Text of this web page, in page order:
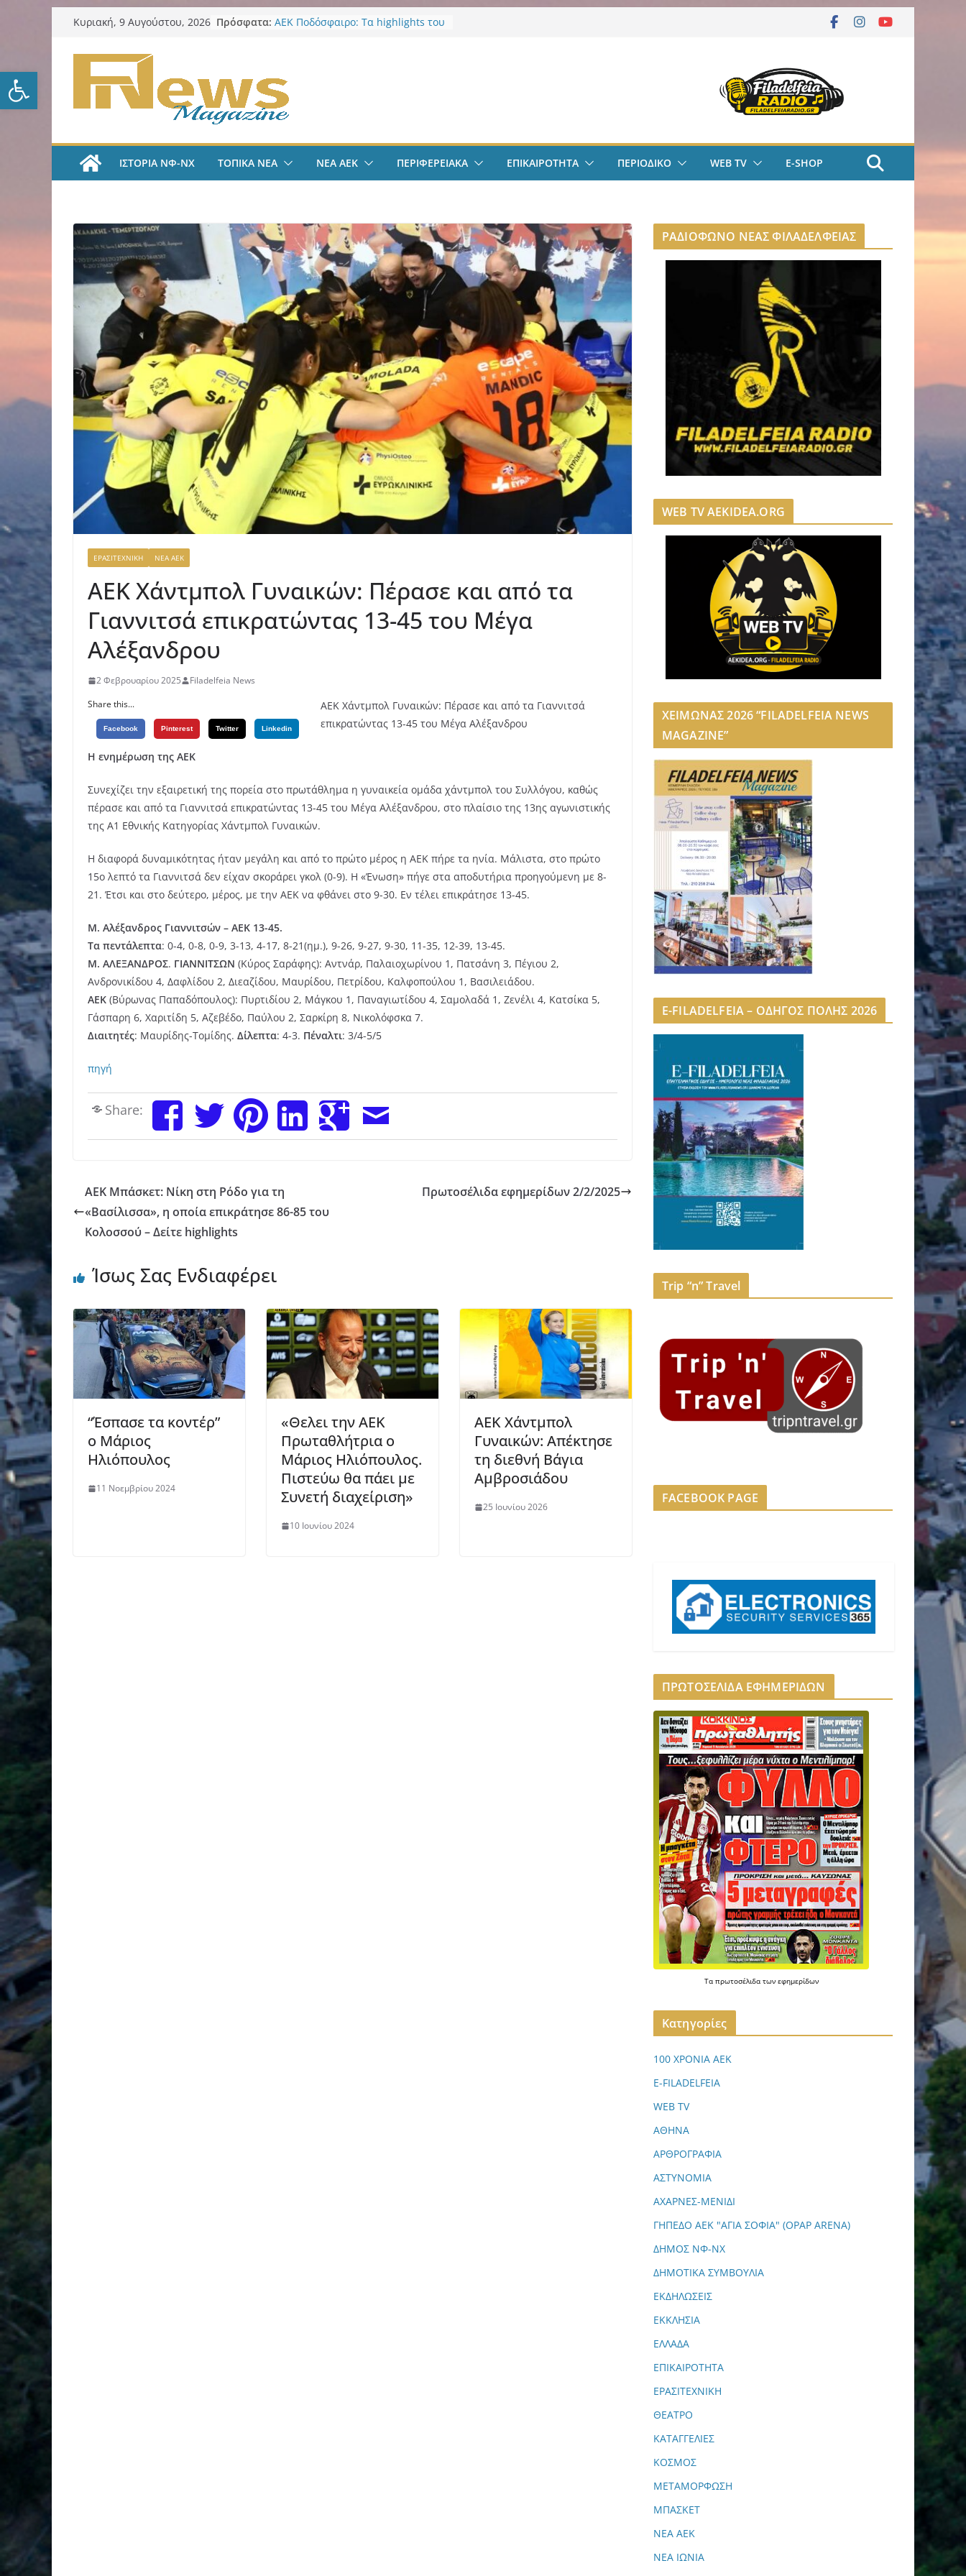
Ανοίξτε τη γραμμή εργαλείων
Μετάβαση
περιεχόμενο
Κυριακή, 9 Αυγούστου, 2026 Πρόσφατα: ΑΕΚ Ποδόσφαιρο: Τα highlights του
Καταγγελία για άγριο ξυλοδαρμό
Στεγαστικό επίδομα φοιτητών
2026: Ποιοι δικαιούνται έως 2.500
ευρώ
Ζωγράφου: Τρεις συλλήψεις και 67
δενδρύλλια κάνναβης
επικαιρότητα με μια ματιά
καθημερινά μέσα από το
filadelfeianews
ΙΣΤΟΡΙΑ ΝΦ-ΝΧ ΤΟΠΙΚΑ ΝΕΑ ΝΕΑ ΑΕΚ ΠΕΡΙΦΕΡΕΙΑΚΑ ΕΠΙΚΑΙΡΟΤΗΤΑ ΠΕΡΙΟΔΙΚΟ WEB TV E-SHOP
ΕΡΑΣΙΤΕΧΝΙΚΗ ΝΕΑ ΑΕΚ
ΑΕΚ Χάντμπολ Γυναικών: Πέρασε και από τα
Γιαννιτσά επικρατώντας 13-45 του Μέγα
Αλέξανδρου
2 Φεβρουαρίου 2025
Filadelfeia News
Share this...
Facebook Pinterest Twitter Linkedin
ΑΕΚ Χάντμπολ Γυναικών: Πέρασε και από τα Γιαννιτσά
επικρατώντας 13-45 του Μέγα Αλέξανδρου
Η ενημέρωση της ΑΕΚ
Συνεχίζει την εξαιρετική της πορεία στο πρωτάθλημα η γυναικεία ομάδα χάντμπολ του Συλλόγου, καθώς
πέρασε και από τα Γιαννιτσά επικρατώντας 13-45 του Μέγα Αλέξανδρου, στο πλαίσιο της 13ης αγωνιστικής
της Α1 Εθνικής Κατηγορίας Χάντμπολ Γυναικών.
Η διαφορά δυναμικότητας ήταν μεγάλη και από το πρώτο μέρος η ΑΕΚ πήρε τα ηνία. Μάλιστα, στο πρώτο
15ο λεπτό τα Γιαννιτσά δεν είχαν σκοράρει γκολ (0-9). Η «Ένωση» πήγε στα αποδυτήρια προηγούμενη με 8-
21. Έτσι και στο δεύτερο, μέρος, με την ΑΕΚ να φθάνει στο 9-30. Εν τέλει επικράτησε 13-45.
Μ. Αλέξανδρος Γιαννιτσών – ΑΕΚ 13-45.
Τα πεντάλεπτα: 0-4, 0-8, 0-9, 3-13, 4-17, 8-21(ημ.), 9-26, 9-27, 9-30, 11-35, 12-39, 13-45.
Μ. ΑΛΕΞΑΝΔΡΟΣ. ΓΙΑΝΝΙΤΣΩΝ (Κύρος Σαράφης): Αντνάρ, Παλαιοχωρίνου 1, Πατσάνη 3, Πέγιου 2,
Ανδρονικίδου 4, Δαφλίδου 2, Διεαζίδου, Μαυρίδου, Πετρίδου, Καλφοπούλου 1, Βασιλειάδου.
ΑΕΚ (Βύρωνας Παπαδόπουλος): Πυρτιδίου 2, Μάγκου 1, Παναγιωτίδου 4, Σαμολαδά 1, Ζενέλι 4, Κατσίκα 5,
Γάσπαρη 6, Χαριτίδη 5, Αζεβέδο, Παύλου 2, Σαρκίρη 8, Νικολόφσκα 7.
Διαιτητές: Μαυρίδης-Τομίδης. Δίλεπτα: 4-3. Πέναλτι: 3/4-5/5
πηγή
Share:
ΑΕΚ Μπάσκετ: Νίκη στη Ρόδο για τη
«Βασίλισσα», η οποία επικράτησε 86-85 του
Κολοσσού – Δείτε highlights
Πρωτοσέλιδα εφημερίδων 2/2/2025
Ίσως Σας Ενδιαφέρει
“Έσπασε τα κοντέρ”
ο Μάριος
Ηλιόπουλος
11 Νοεμβρίου 2024
«Θελει την ΑΕΚ
Πρωταθλήτρια ο
Μάριος Ηλιόπουλος.
Πιστεύω θα πάει με
Συνετή διαχείριση»
10 Ιουνίου 2024
ΑΕΚ Χάντμπολ
Γυναικών: Απέκτησε
τη διεθνή Βάγια
Αμβροσιάδου
25 Ιουνίου 2026
ΡΑΔΙΟΦΩΝΟ ΝΕΑΣ ΦΙΛΑΔΕΛΦΕΙΑΣ
WEB TV AEKIDEA.ORG
ΧΕΙΜΩΝΑΣ 2026 “FILADELFEIA NEWS
MAGAZINE”
E-FILADELFEIA – ΟΔΗΓΟΣ ΠΟΛΗΣ 2026
Trip “n” Travel
FACEBOOK PAGE
ΠΡΩΤΟΣΕΛΙΔΑ ΕΦΗΜΕΡΙΔΩΝ
Τα πρωτοσέλιδα των εφημερίδων
Kατηγορίες
100 ΧΡΟΝΙΑ ΑΕΚ
E-FILADELFEIA
WEB TV
ΑΘΗΝΑ
ΑΡΘΡΟΓΡΑΦΙΑ
ΑΣΤΥΝΟΜΙΑ
ΑΧΑΡΝΕΣ-ΜΕΝΙΔΙ
ΓΗΠΕΔΟ ΑΕΚ "ΑΓΙΑ ΣΟΦΙΑ" (OPAP ARENA)
ΔΗΜΟΣ ΝΦ-ΝΧ
ΔΗΜΟΤΙΚΑ ΣΥΜΒΟΥΛΙΑ
ΕΚΔΗΛΩΣΕΙΣ
ΕΚΚΛΗΣΙΑ
ΕΛΛΑΔΑ
ΕΠΙΚΑΙΡΟΤΗΤΑ
ΕΡΑΣΙΤΕΧΝΙΚΗ
ΘΕΑΤΡΟ
ΚΑΤΑΓΓΕΛΙΕΣ
ΚΟΣΜΟΣ
ΜΕΤΑΜΟΡΦΩΣΗ
ΜΠΑΣΚΕΤ
ΝΕΑ ΑΕΚ
ΝΕΑ ΙΩΝΙΑ